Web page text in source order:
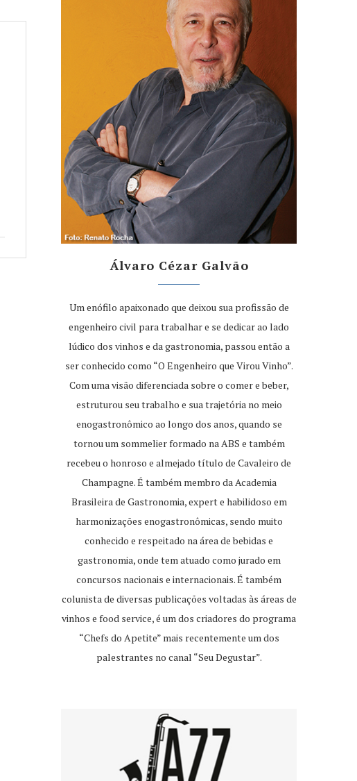
Álvaro Cézar Galvão
Um enófilo apaixonado que deixou sua profissão de
engenheiro civil para trabalhar e se dedicar ao lado
lúdico dos vinhos e da gastronomia, passou então a
ser conhecido como “O Engenheiro que Virou Vinho”.
Com uma visão diferenciada sobre o comer e beber,
estruturou seu trabalho e sua trajetória no meio
enogastronômico ao longo dos anos, quando se
tornou um sommelier formado na ABS e também
recebeu o honroso e almejado título de Cavaleiro de
Champagne. É também membro da Academia
Brasileira de Gastronomia, expert e habilidoso em
harmonizações enogastronômicas, sendo muito
conhecido e respeitado na área de bebidas e
gastronomia, onde tem atuado como jurado em
concursos nacionais e internacionais. É também
colunista de diversas publicações voltadas às áreas de
vinhos e food service, é um dos criadores do programa
“Chefs do Apetite” mais recentemente um dos
palestrantes no canal “Seu Degustar”.